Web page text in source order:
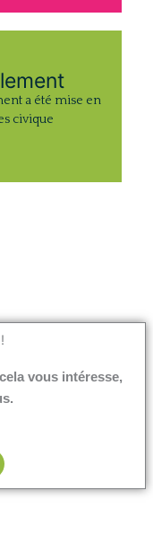
a été mise en
civique
vous intéresse,